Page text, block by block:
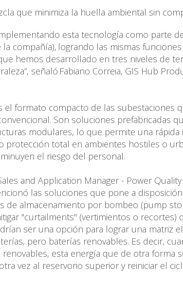
que minimiza la huella ambiental sin
esta tecnología como parte
compañía), logrando las mismas
hemos desarrollado en tres niveles de
señaló Fabiano Correia, GIS Hub
el formato compacto de las subestaciones
Son soluciones prefabricadas
modulares, lo que permite una rápida
protección total en ambientes hostiles o
el riesgo del personal.
and Application Manager - Power
las soluciones que pone a
de almacenamiento por bombeo (pump
"curtailments" (vertimientos o recortes)
ser una opción para lograr una matriz
pero baterías renovables. Es decir,
esta energía que de otra forma
vez al reservorio superior y reiniciar el